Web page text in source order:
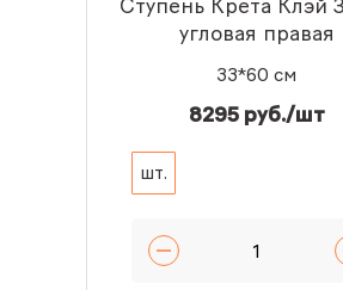
Ступень Крета Клэй
угловая правая
33*60 см
8295 руб./шт
шт.